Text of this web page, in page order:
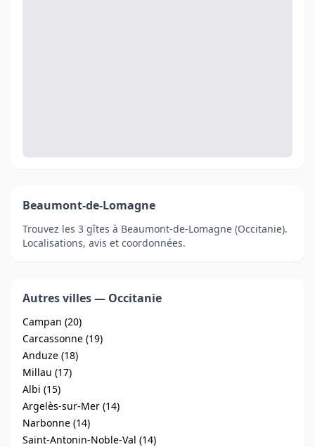
Beaumont-de-Lomagne
Trouvez les 3 gîtes à Beaumont-de-Lomagne (Occitanie).
Localisations, avis et coordonnées.
Autres villes — Occitanie
Campan (20)
Carcassonne (19)
Anduze (18)
Millau (17)
Albi (15)
Argelès-sur-Mer (14)
Narbonne (14)
Saint-Antonin-Noble-Val (14)